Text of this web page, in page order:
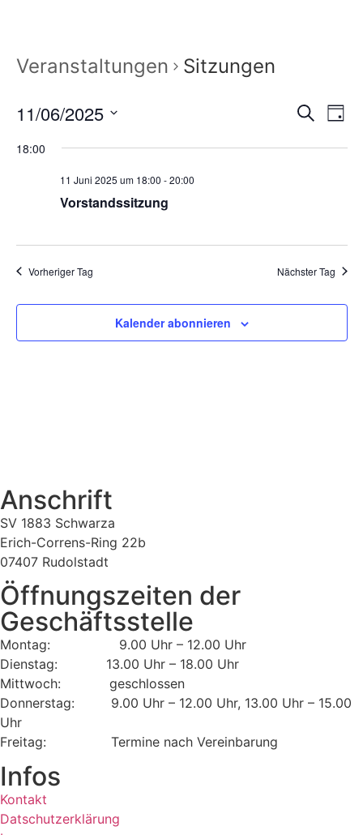
Veranstaltungen Sitzungen
SucheTag
11/06/2025
wählen.
18:00
11 Juni 2025 um 18:00 -20:00
Vorstandssitzung
Vorheriger Tag Nächster Tag
Kalender abonnieren
Anschrift
SV 1883 Schwarza
Erich-Correns-Ring 22b
07407 Rudolstadt
Öffnungszeiten der
Geschäftsstelle
Montag: 9.00 Uhr – 12.00 Uhr
Dienstag: 13.00 Uhr – 18.00 Uhr
Mittwoch: geschlossen
Donnerstag: 9.00 Uhr – 12.00 Uhr, 13.00 Uhr – 15.00
Uhr
Freitag: Termine nach Vereinbarung
Infos
Kontakt
Datschutzerklärung